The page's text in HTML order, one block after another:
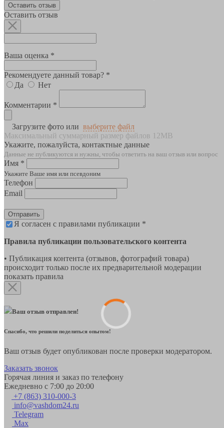
Оставить отзыв
Оставить отзыв
Ваша оценка *
Рекомендуете данный товар? *
Да
Нет
Комментарии *
Загрузите фото или выберите файл
Максимальный суммарный размер файлов 12MB
Укажите, пожалуйста, контактные данные
Данные не публикуются и нужны, чтобы ответить на ваш отзыв или вопрос
Имя *
Укажите Ваше имя или псевдоним
Телефон
Email
Отправить
Я согласен с правилами публикации *
Правила публикации пользовательского контента
• Публикация контента (отзывов, фотографий товара)
происходит только после их предварительной модерации
показать правила
Ваш отзыв отправлен!
Спасибо, что решили поделиться опытом!
Ваш отзыв будет опубликован после проверки модератором.
Заказать звонок
Горячая линия и заказ по телефону
Ежедневно с 7:00 до 20:00
+7 (863) 310-000-3
info@vashdom24.ru
Telegram
Max